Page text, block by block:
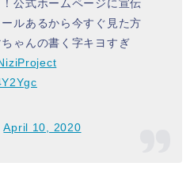
公式ホームページに宣伝
ルあるから今すぐ見た方
ゃんの書く字キヨすぎ
April 10, 2020